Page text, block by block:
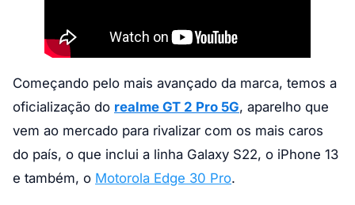
Começando pelo mais avançado da marca, temos a
oficialização do realme GT 2 Pro 5G, aparelho que
vem ao mercado para rivalizar com os mais caros
do país, o que inclui a linha Galaxy S22, o iPhone 13
e também, o Motorola Edge 30 Pro.